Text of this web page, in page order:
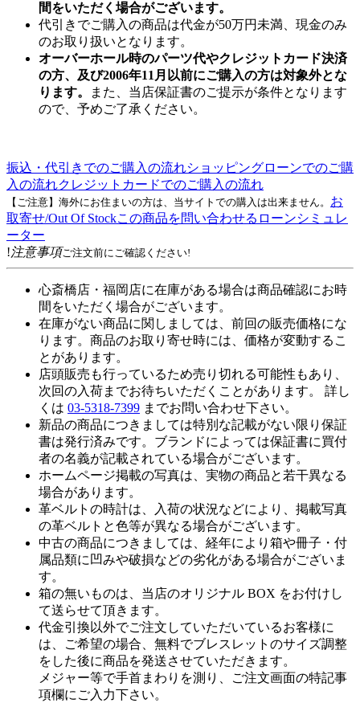
間をいただく場合がございます。
代引きでご購入の商品は代金が50万円未満、現金のみ
のお取り扱いとなります。
オーバーホール時のパーツ代やクレジットカード決済
の方、及び2006年11月以前にご購入の方は対象外とな
ります。
また、当店保証書のご提示が条件となります
ので、予めご了承ください。
振込・代引きでのご購入の流れショッピングローンでのご購
入の流れクレジットカードでのご購入の流れ
【ご注意】海外にお住まいの方は、当サイトでの購入は出来ません。 お
取寄せ/Out Of Stockこの商品を問い合わせる ローンシミュレ
ーター
!注意事項ご注文前にご確認ください!
心斎橋店・福岡店に在庫がある場合は商品確認にお時
間をいただく場合がございます。
在庫がない商品に関しましては、前回の販売価格にな
ります。商品のお取り寄せ時には、価格が変動するこ
とがあります。
店頭販売も行っているため売り切れる可能性もあり、
次回の入荷までお待ちいただくことがあります。 詳し
くは 03-5318-7399 までお問い合わせ下さい。
新品の商品につきましては特別な記載がない限り保証
書は発行済みです。ブランドによっては保証書に買付
者の名義が記載されている場合がございます。
ホームページ掲載の写真は、実物の商品と若干異なる
場合があります。
革ベルトの時計は、入荷の状況などにより、掲載写真
の革ベルトと色等が異なる場合がございます。
中古の商品につきましては、経年により箱や冊子・付
属品類に凹みや破損などの劣化がある場合がございま
す。
箱の無いものは、当店のオリジナル BOX をお付けし
て送らせて頂きます。
代金引換以外でご注文していただいているお客様に
は、ご希望の場合、無料でブレスレットのサイズ調整
をした後に商品を発送させていただきます。
メジャー等で手首まわりを測り、ご注文画面の特記事
項欄にご入力下さい。